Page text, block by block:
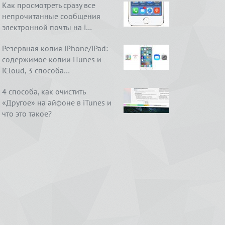
Как просмотреть сразу все
непрочитанные сообщения
электронной почты на i…
Резервная копия iPhone/iPad:
содержимое копии iTunes и
iCloud, 3 способа…
4 способа, как очистить
«Другое» на айфоне в iTunes и
что это такое?